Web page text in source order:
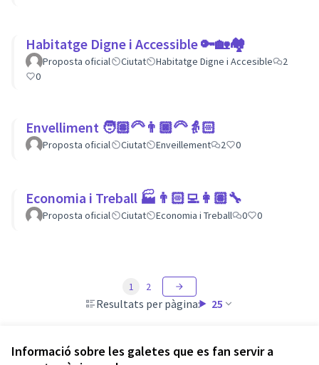
Informació sobre les galetes que es fan servir a
Habitatge Digne i Accessible 🔑🏡🏘
Proposta oficial Ciutat Habitatge Digne i Accesible
2
0
Envelliment 🧑🏽‍🦳👨🏿‍🦳👵🏻
Proposta oficial Ciutat Enveillement 2 0
Economia i Treball 🏭👨🏻‍💻👩🏽‍🔧
Proposta oficial Ciutat Economia i Treball 0 0
Resultats per pàgina: 25
1 2